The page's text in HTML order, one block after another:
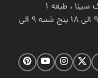
ساعت کاری شیراز: شنبه تا چهارشنبه از ساعت 9 الی 18 پنج شنبه 9 الی